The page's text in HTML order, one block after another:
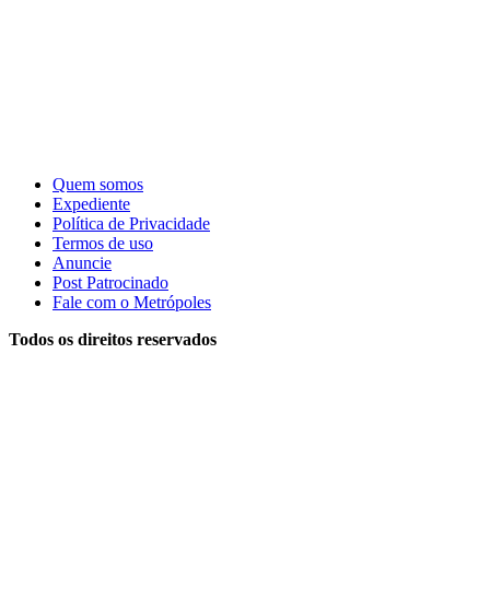
Quem somos
Expediente
Política de Privacidade
Termos de uso
Anuncie
Post Patrocinado
Fale com o Metrópoles
Todos os direitos reservados